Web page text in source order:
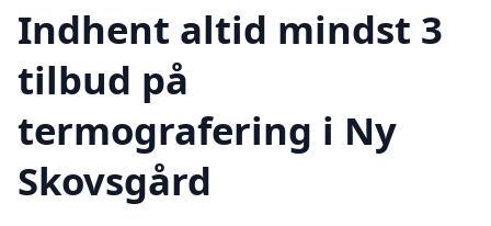
Indhent altid mindst 3
tilbud på
termografering i Ny
Skovsgård